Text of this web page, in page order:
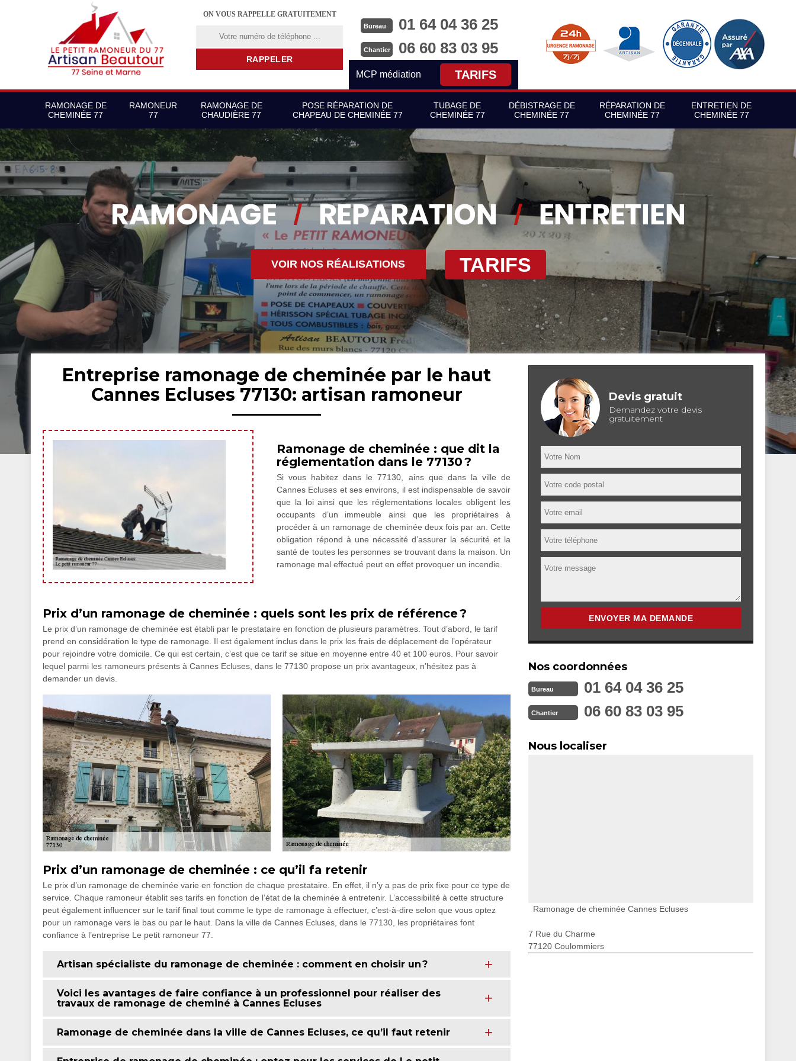
ON VOUS RAPPELLE GRATUITEMENT
Bureau 01 64 04 36 25
Chantier 06 60 83 03 95
MCP médiation TARIFS
RAMONAGE DE
CHEMINÉE 77
RAMONEUR
77
RAMONAGE DE
CHAUDIÈRE 77
POSE RÉPARATION DE
CHAPEAU DE CHEMINÉE 77
TUBAGE DE
CHEMINÉE 77
DÉBISTRAGE DE
CHEMINÉE 77
RÉPARATION DE
CHEMINÉE 77
ENTRETIEN DE
CHEMINÉE 77
VOIR NOS RÉALISATIONS TARIFS
Entreprise ramonage de cheminée par le haut
Cannes Ecluses 77130: artisan ramoneur
Ramonage de cheminée : que dit la
réglementation dans le 77130 ?
Si vous habitez dans le 77130, ains que dans la ville de
Cannes Ecluses et ses environs, il est indispensable de savoir
que la loi ainsi que les réglementations locales obligent les
occupants d’un immeuble ainsi que les propriétaires à
procéder à un ramonage de cheminée deux fois par an. Cette
obligation répond à une nécessité d’assurer la sécurité et la
santé de toutes les personnes se trouvant dans la maison. Un
ramonage mal effectué peut en effet provoquer un incendie.
Prix d’un ramonage de cheminée : quels sont les prix de référence ?
Le prix d’un ramonage de cheminée est établi par le prestataire en fonction de plusieurs paramètres. Tout d’abord, le tarif
prend en considération le type de ramonage. Il est également inclus dans le prix les frais de déplacement de l’opérateur
pour rejoindre votre domicile. Ce qui est certain, c’est que ce tarif se situe en moyenne entre 40 et 100 euros. Pour savoir
lequel parmi les ramoneurs présents à Cannes Ecluses, dans le 77130 propose un prix avantageux, n’hésitez pas à
demander un devis.
Prix d’un ramonage de cheminée : ce qu’il fa retenir
Le prix d’un ramonage de cheminée varie en fonction de chaque prestataire. En effet, il n’y a pas de prix fixe pour ce type de
service. Chaque ramoneur établit ses tarifs en fonction de l’état de la cheminée à entretenir. L’accessibilité à cette structure
peut également influencer sur le tarif final tout comme le type de ramonage à effectuer, c’est-à-dire selon que vous optez
pour un ramonage vers le bas ou par le haut. Dans la ville de Cannes Ecluses, dans le 77130, les propriétaires font
confiance à l’entreprise Le petit ramoneur 77.
Artisan spécialiste du ramonage de cheminée : comment en choisir un ?
Voici les avantages de faire confiance à un professionnel pour réaliser des
travaux de ramonage de cheminé à Cannes Ecluses
Ramonage de cheminée dans la ville de Cannes Ecluses, ce qu’il faut retenir
Devis gratuit
Demandez votre devis
gratuitement
Nos coordonnées
Bureau 01 64 04 36 25
Chantier 06 60 83 03 95
Nous localiser
Ramonage de cheminée Cannes Ecluses
7 Rue du Charme
77120 Coulommiers